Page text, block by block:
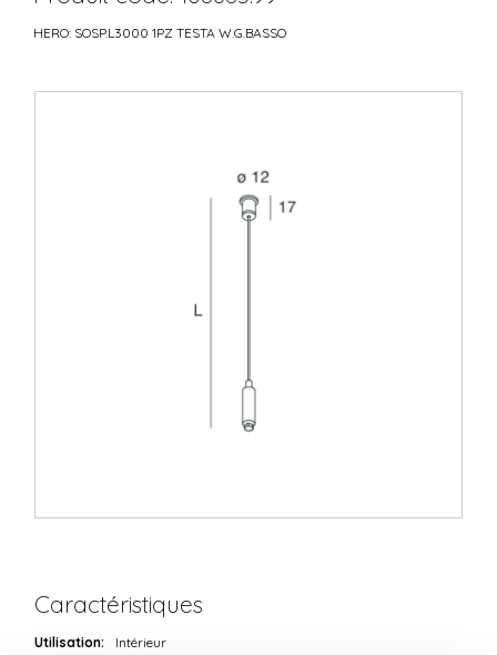
HERO: SOSP.L3000 1PZ TESTA W.G.BASSO
Caractéristiques
Utilisation:
Intérieur